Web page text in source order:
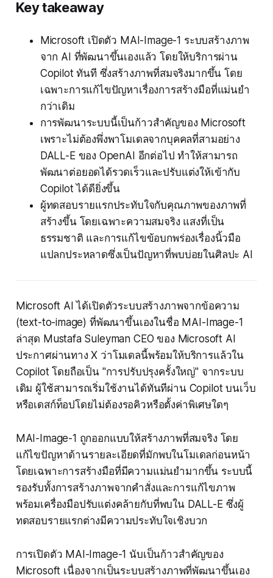
Key takeaway
Microsoft เปิดตัว MAI-Image-1 ระบบสร้างภาพ
จาก AI ที่พัฒนาขึ้นเองแล้ว โดยให้บริการผ่าน
Copilot ทันที ซึ่งสร้างภาพที่สมจริงมากขึ้น โดย
เฉพาะการแก้ไขปัญหาเรื่องการสร้างมือที่แม่นยำ
กว่าเดิม
การพัฒนาระบบนี้เป็นก้าวสำคัญของ Microsoft
เพราะไม่ต้องพึ่งพาโมเดลจากบุคคลที่สามอย่าง
DALL-E ของ OpenAI อีกต่อไป ทำให้สามารถ
พัฒนาต่อยอดได้รวดเร็วและปรับแต่งให้เข้ากับ
Copilot ได้ดียิ่งขึ้น
ผู้ทดสอบรายแรกประทับใจกับคุณภาพของภาพที่
สร้างขึ้น โดยเฉพาะความสมจริง แสงที่เป็น
ธรรมชาติ และการแก้ไขข้อบกพร่องเรื่องนิ้วมือ
แปลกประหลาดซึ่งเป็นปัญหาที่พบบ่อยในศิลปะ AI
Microsoft AI ได้เปิดตัวระบบสร้างภาพจากข้อความ
(text-to-image) ที่พัฒนาขึ้นเองในชื่อ MAI-Image-1
ล่าสุด Mustafa Suleyman CEO ของ Microsoft AI
ประกาศผ่านทาง X ว่าโมเดลนี้พร้อมให้บริการแล้วใน
Copilot โดยถือเป็น "การปรับปรุงครั้งใหญ่" จากระบบ
เดิม ผู้ใช้สามารถเริ่มใช้งานได้ทันทีผ่าน Copilot บนเว็บ
หรือเดสก์ท็อปโดยไม่ต้องรอคิวหรือตั้งค่าพิเศษใดๆ
MAI-Image-1 ถูกออกแบบให้สร้างภาพที่สมจริง โดย
แก้ไขปัญหาด้านรายละเอียดที่มักพบในโมเดลก่อนหน้า
โดยเฉพาะการสร้างมือที่มีความแม่นยำมากขึ้น ระบบนี้
รองรับทั้งการสร้างภาพจากคำสั่งและการแก้ไขภาพ
พร้อมเครื่องมือปรับแต่งคล้ายกับที่พบใน DALL-E ซึ่งผู้
ทดสอบรายแรกต่างมีความประทับใจเชิงบวก
การเปิดตัว MAI-Image-1 นับเป็นก้าวสำคัญของ
Microsoft เนื่องจากเป็นระบบสร้างภาพที่พัฒนาขึ้นเอง